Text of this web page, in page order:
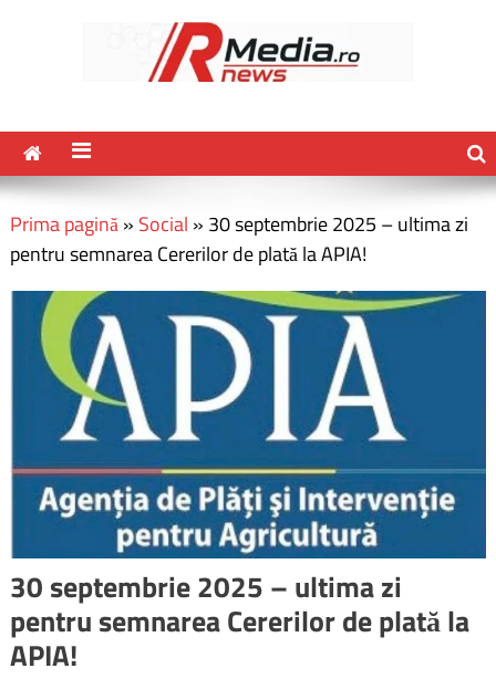
Prima pagină» Social » 30 septembrie 2025 – ultima zi
pentru semnarea Cererilor de plată la APIA!
30 septembrie 2025 – ultima zi
pentru semnarea Cererilor de plată la
APIA!